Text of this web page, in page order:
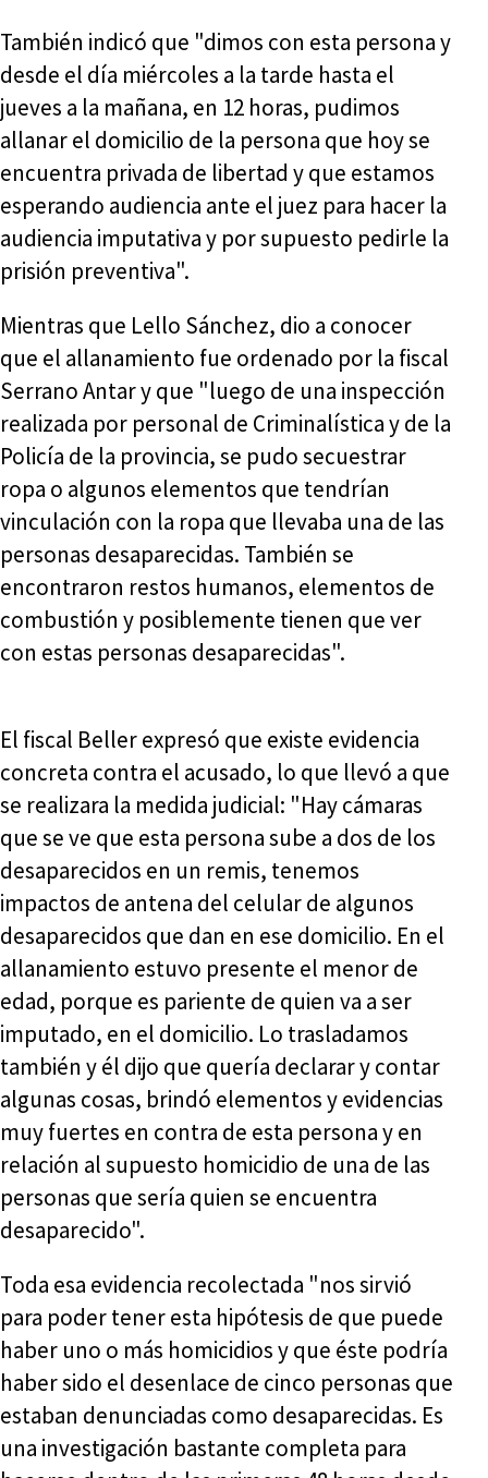
También indicó que "dimos con esta persona y
desde el día miércoles a la tarde hasta el
jueves a la mañana, en 12 horas, pudimos
allanar el domicilio de la persona que hoy se
encuentra privada de libertad y que estamos
esperando audiencia ante el juez para hacer la
audiencia imputativa y por supuesto pedirle la
prisión preventiva".
Mientras que Lello Sánchez, dio a conocer
que el allanamiento fue ordenado por la fiscal
Serrano Antar y que "luego de una inspección
realizada por personal de Criminalística y de la
Policía de la provincia, se pudo secuestrar
ropa o algunos elementos que tendrían
vinculación con la ropa que llevaba una de las
personas desaparecidas. También se
encontraron restos humanos, elementos de
combustión y posiblemente tienen que ver
con estas personas desaparecidas".
El fiscal Beller expresó que existe evidencia
concreta contra el acusado, lo que llevó a que
se realizara la medida judicial: "Hay cámaras
que se ve que esta persona sube a dos de los
desaparecidos en un remis, tenemos
impactos de antena del celular de algunos
desaparecidos que dan en ese domicilio. En el
allanamiento estuvo presente el menor de
edad, porque es pariente de quien va a ser
imputado, en el domicilio. Lo trasladamos
también y él dijo que quería declarar y contar
algunas cosas, brindó elementos y evidencias
muy fuertes en contra de esta persona y en
relación al supuesto homicidio de una de las
personas que sería quien se encuentra
desaparecido".
Toda esa evidencia recolectada "nos sirvió
para poder tener esta hipótesis de que puede
haber uno o más homicidios y que éste podría
haber sido el desenlace de cinco personas que
estaban denunciadas como desaparecidas. Es
una investigación bastante completa para